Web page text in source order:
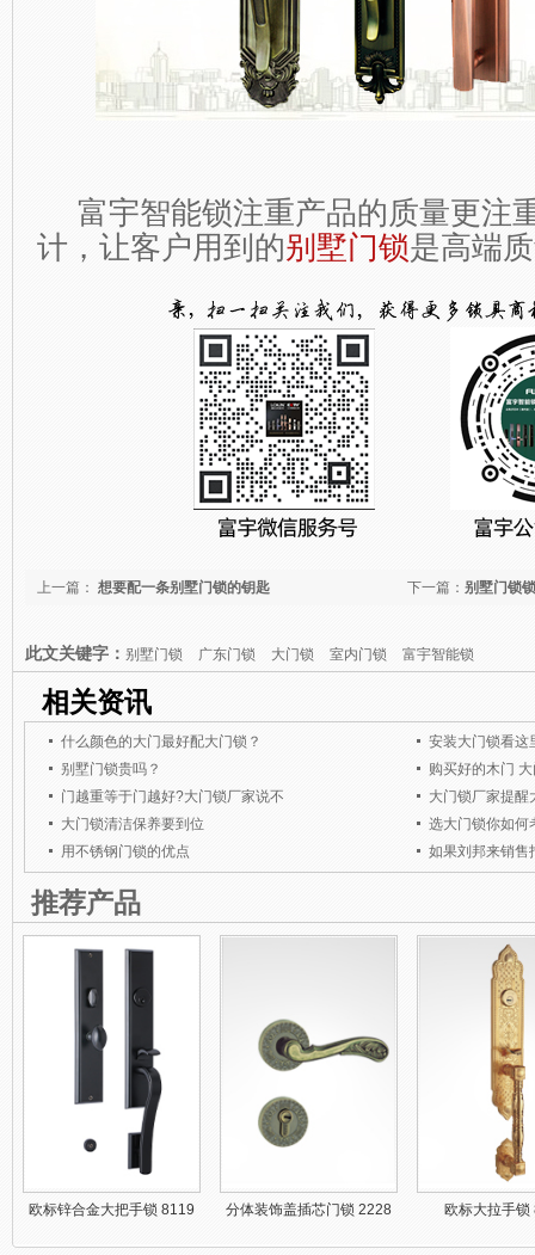
富宇智能锁注重产品的质量更注
计，让客户用到的别墅门锁是高端
下一篇： 别墅门锁
上一篇： 想要配一条别墅门锁的钥匙
此文关键字： 别墅门锁 广东门锁 大门锁 室内门锁 富宇智能锁
相关资讯
什么颜色的大门最好配大门锁？
安装大门锁看这
别墅门锁贵吗？
购买好的木门
门越重等于门越好?大门锁厂家说不
大门锁厂家提醒
大门锁清洁保养要到位
选大门锁你如何
用不锈钢门锁的优点
如果刘邦来销售
推荐产品
欧标锌合金大把手锁 8119 分体装饰盖插芯门锁 2228 欧标大拉手锁